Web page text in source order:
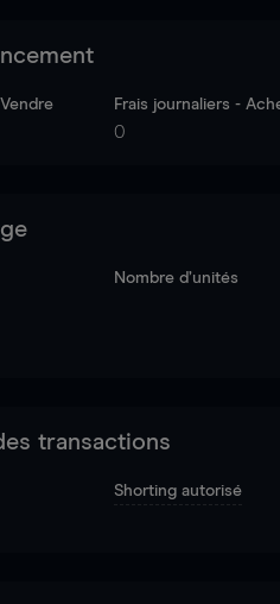
Frais journaliers -
0
Nombre d’unités
transactions
Shorting autorisé